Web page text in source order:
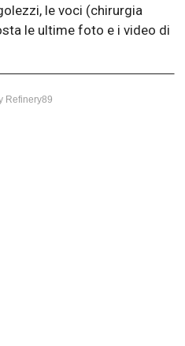
le voci (chirurgia
le ultime foto e i video di
Refinery89